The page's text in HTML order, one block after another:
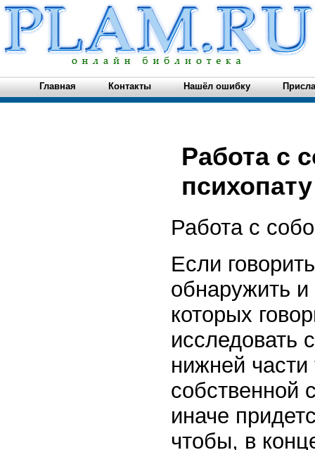
Главная Контакты Нашёл ошибку
Работа с
Работа с
Если
обнаружить и
которых
исследовать
нижней части
собственной
иначе
чтобы, в